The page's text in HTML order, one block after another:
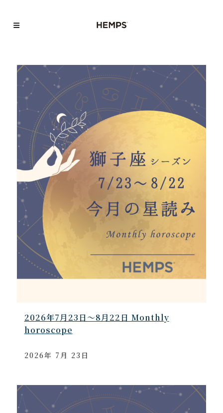
2026年7月23日～8月22日 Monthly
horoscope
2026年 7月 23日